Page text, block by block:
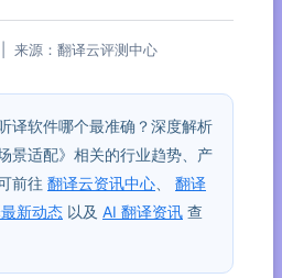
源：翻译云评测中心
译软件哪个最准确？深度解析
景适配》相关的行业趋势、产
前往 翻译云资讯中心
翻译
新动态 以及 AI 翻译资讯 查